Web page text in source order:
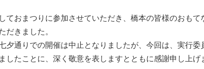
ておまつりに参加させていただき、橋本の皆様のおも
だきました。
通りでの開催は中止となりましたが、今回は、実行委
したことに、深く敬意を表しますとともに感謝申し上げ